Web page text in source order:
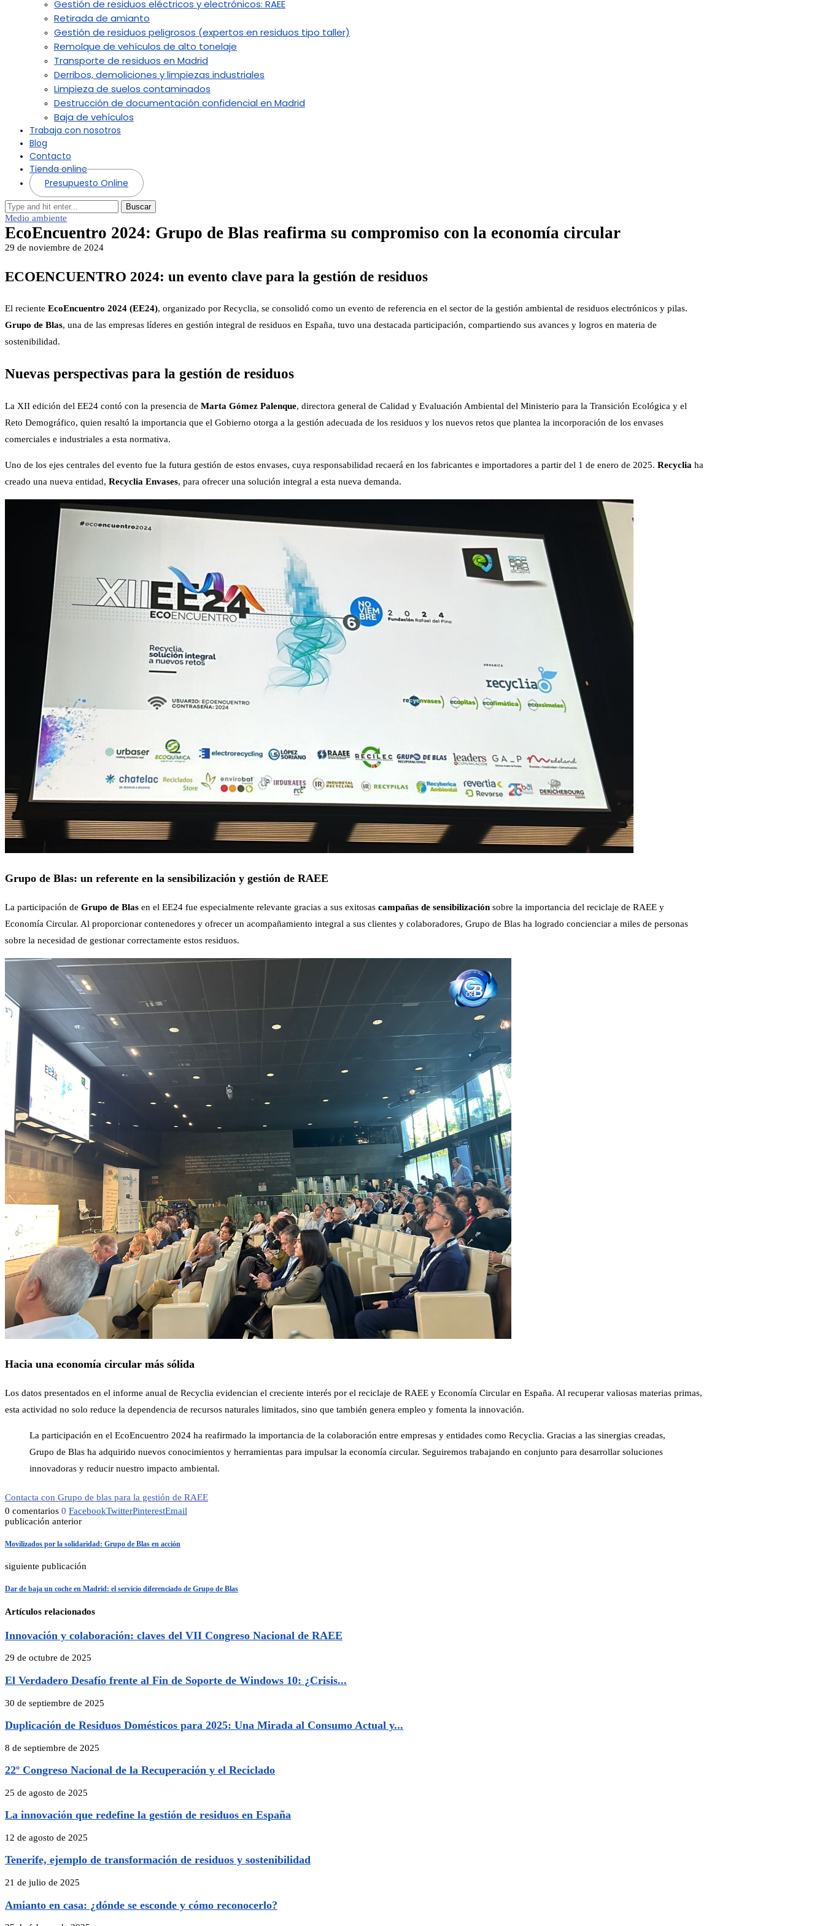
Gestión de residuos eléctricos y electrónicos: RAEE
Retirada de amianto
Gestión de residuos peligrosos (expertos en residuos tipo taller)
Remolque de vehículos de alto tonelaje
Transporte de residuos en Madrid
Derribos, demoliciones y limpiezas industriales
Limpieza de suelos contaminados
Destrucción de documentación confidencial en Madrid
Baja de vehículos
Trabaja con nosotros
Blog
Contacto
Tienda online
Presupuesto Online
Buscar
Medio ambiente
EcoEncuentro 2024: Grupo de Blas reafirma su compromiso con la economía circular
29 de noviembre de 2024
ECOENCUENTRO 2024: un evento clave para la gestión de residuos
El reciente EcoEncuentro 2024 (EE24), organizado por Recyclia, se consolidó como un evento de referencia en el sector de la gestión ambiental de residuos electrónicos y pilas.
Grupo de Blas, una de las empresas líderes en gestión integral de residuos en España, tuvo una destacada participación, compartiendo sus avances y logros en materia de
sostenibilidad.
Nuevas perspectivas para la gestión de residuos
La XII edición del EE24 contó con la presencia de Marta Gómez Palenque, directora general de Calidad y Evaluación Ambiental del Ministerio para la Transición Ecológica y el
Reto Demográfico, quien resaltó la importancia que el Gobierno otorga a la gestión adecuada de los residuos y los nuevos retos que plantea la incorporación de los envases
comerciales e industriales a esta normativa.
Uno de los ejes centrales del evento fue la futura gestión de estos envases, cuya responsabilidad recaerá en los fabricantes e importadores a partir del 1 de enero de 2025. Recyclia ha
creado una nueva entidad, Recyclia Envases, para ofrecer una solución integral a esta nueva demanda.
Grupo de Blas: un referente en la sensibilización y gestión de RAEE
La participación de Grupo de Blas en el EE24 fue especialmente relevante gracias a sus exitosas campañas de sensibilización sobre la importancia del reciclaje de RAEE y
Economía Circular. Al proporcionar contenedores y ofrecer un acompañamiento integral a sus clientes y colaboradores, Grupo de Blas ha logrado concienciar a miles de personas
sobre la necesidad de gestionar correctamente estos residuos.
Hacia una economía circular más sólida
Los datos presentados en el informe anual de Recyclia evidencian el creciente interés por el reciclaje de RAEE y Economía Circular en España. Al recuperar valiosas materias primas,
esta actividad no solo reduce la dependencia de recursos naturales limitados, sino que también genera empleo y fomenta la innovación.
La participación en el EcoEncuentro 2024 ha reafirmado la importancia de la colaboración entre empresas y entidades como Recyclia. Gracias a las sinergias creadas,
Grupo de Blas ha adquirido nuevos conocimientos y herramientas para impulsar la economía circular. Seguiremos trabajando en conjunto para desarrollar soluciones
innovadoras y reducir nuestro impacto ambiental.
Contacta con Grupo de blas para la gestión de RAEE
0 comentarios 0 FacebookTwitterPinterestEmail
publicación anterior
Movilizados por la solidaridad: Grupo de Blas en acción
siguiente publicación
Dar de baja un coche en Madrid: el servicio diferenciado de Grupo de Blas
Artículos relacionados
Innovación y colaboración: claves del VII Congreso Nacional de RAEE
29 de octubre de 2025
El Verdadero Desafío frente al Fin de Soporte de Windows 10: ¿Crisis...
30 de septiembre de 2025
Duplicación de Residuos Domésticos para 2025: Una Mirada al Consumo Actual y...
8 de septiembre de 2025
22º Congreso Nacional de la Recuperación y el Reciclado
25 de agosto de 2025
La innovación que redefine la gestión de residuos en España
12 de agosto de 2025
Tenerife, ejemplo de transformación de residuos y sostenibilidad
21 de julio de 2025
Amianto en casa: ¿dónde se esconde y cómo reconocerlo?